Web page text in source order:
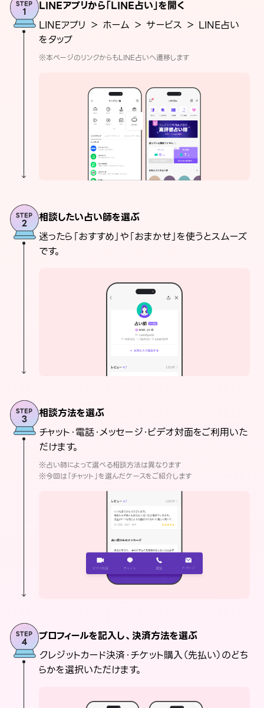
LINEアプリから「LINE占い」を開く
LINEアプリ ＞ ホーム ＞ サービス ＞ LINE占い
をタップ
※本ページのリンクからもLINE占いへ遷移します
相談したい占い師を選ぶ
迷ったら「おすすめ」や「おまかせ」を使うとスムーズ
です。
相談方法を選ぶ
チャット・電話・メッセージ・ビデオ対面をご利用いた
だけます。
※占い師によって選べる相談方法は異なります
※今回は「チャット」を選んだケースをご紹介します
プロフィールを記入し、決済方法を選ぶ
クレジットカード決済・チケット購入（先払い）のどち
らかを選択いただけます。